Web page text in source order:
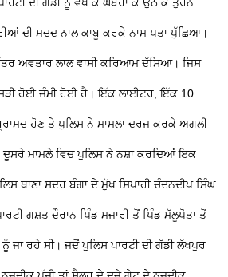
ਦੀ ਮਦਦ ਨਾਲ ਕਾਬੂ ਕਰਕੇ ਨਾਮ ਪਤਾ ਪੁੱਛਿਆ।
ਅਵਤਾਰ ਲਾਲ ਵਾਸੀ ਕਰਿਆਮ ਦੱਸਿਆ। ਜਿਸ
ਹੋਈ ਜੰਮੀ ਹੋਈ ਹੈ। ਇੱਕ ਲਾਈਟਰ, ਇੱਕ 10
ਹੋਣ ਤੇ ਪੁਲਿਸ ਨੇ ਮਾਮਲਾ ਦਰਜ ਕਰਕੇ ਅਗਲੀ
ਦੂਸਰੇ ਮਾਮਲੇ ਵਿਚ ਪੁਲਿਸ ਨੇ ਨਸ਼ਾ ਕਰਦਿਆਂ ਇਕ
ਥਾਣਾ ਸਦਰ ਬੰਗਾ ਦੇ ਮੁੱਖ ਸਿਪਾਹੀ ਚੰਦਨਦੀਪ ਸਿੰਘ
ਗਸ਼ਤ ਦੌਰਾਨ ਪਿੰਡ ਮਜਾਰੀ ਤੋਂ ਪਿੰਡ ਮੱਲੂਪੋਤਾ ਤੋਂ
ਜਾ ਰਹੇ ਸੀ। ਜਦੋਂ ਪੁਲਿਸ ਪਾਰਟੀ ਦੀ ਗੱਡੀ ਲੱਖਪੁਰ